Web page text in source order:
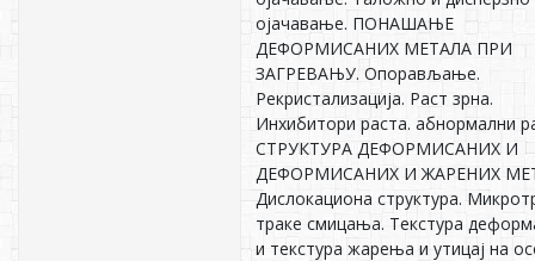
ојачавање. ПОНАШАЊЕ
ДЕФОРМИСАНИХ МЕТАЛА ПРИ
ЗАГРЕВАЊУ. Опорављање.
Рекристализација. Раст зрна.
Инхибитори раста. абнормални
СТРУКТУРА ДЕФОРМИСАНИХ И
ДЕФОРМИСАНИХ И ЖАРЕНИХ
Дислокациона структура.
траке смицања. Текстура
и текстура жарења и утицај на